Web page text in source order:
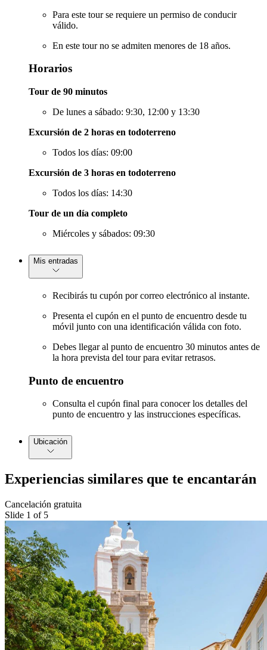
Para este tour se requiere un permiso de conducir
válido.
En este tour no se admiten menores de 18 años.
Horarios
Tour de 90 minutos
De lunes a sábado: 9:30, 12:00 y 13:30
Excursión de 2 horas en todoterreno
Todos los días: 09:00
Excursión de 3 horas en todoterreno
Todos los días: 14:30
Tour de un día completo
Miércoles y sábados: 09:30
Mis entradas
Recibirás tu cupón por correo electrónico al instante.
Presenta el cupón en el punto de encuentro desde tu
móvil junto con una identificación válida con foto.
Debes llegar al punto de encuentro 30 minutos antes de
la hora prevista del tour para evitar retrasos.
Punto de encuentro
Consulta el cupón final para conocer los detalles del
punto de encuentro y las instrucciones específicas.
Ubicación
Experiencias similares que te encantarán
Cancelación gratuita
Slide 1 of 5